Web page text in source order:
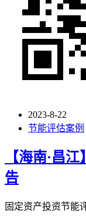
2023-8-22
节能评估案例
【海南·昌
告
固定资产投资节能